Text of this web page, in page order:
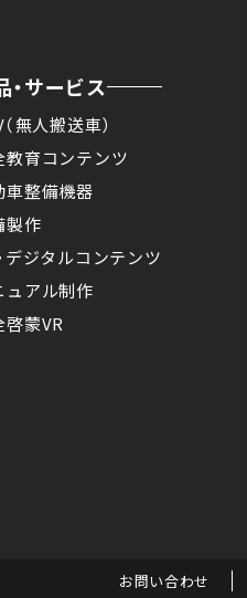
・サービス
無人搬送車）
教育コンテンツ
車整備機器
製作
デジタルコンテンツ
ュアル制作
啓蒙VR
お問い合わせ